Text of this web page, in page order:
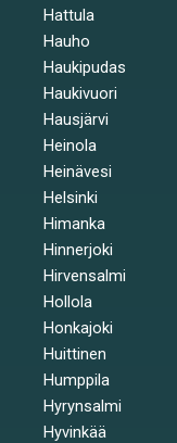
Hattula
Hauho
Haukipudas
Haukivuori
Hausjärvi
Heinola
Heinävesi
Helsinki
Himanka
Hinnerjoki
Hirvensalmi
Hollola
Honkajoki
Huittinen
Humppila
Hyrynsalmi
Hyvinkää